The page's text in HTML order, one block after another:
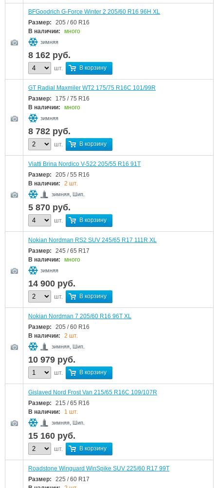
BFGoodrich G-Force Winter 2 205/60 R16 96H XL
Размер:
205 / 60 R16
В наличии:
много
зимняя
8 162 руб.
шт. В корзину
GT Radial Maxmiler WT2 175/75 R16C 101/99R
Размер:
175 / 75 R16
В наличии:
много
зимняя
8 782 руб.
шт. В корзину
Viatti Brina Nordico V-522 205/55 R16 91T
Размер:
205 / 55 R16
В наличии:
2 шт.
зимняя, Шип.
5 870 руб.
шт. В корзину
Nokian Nordman RS2 SUV 245/65 R17 111R XL
Размер:
245 / 65 R17
В наличии:
много
зимняя
14 900 руб.
шт. В корзину
Nokian Nordman 7 205/60 R16 96T XL
Размер:
205 / 60 R16
В наличии:
2 шт.
зимняя, Шип.
10 979 руб.
шт. В корзину
Gislaved Nord Frost Van 215/65 R16C 109/107R
Размер:
215 / 65 R16
В наличии:
1 шт.
зимняя, Шип.
15 160 руб.
шт. В корзину
Roadstone Winguard WinSpike SUV 225/60 R17 99T
Размер:
225 / 60 R17